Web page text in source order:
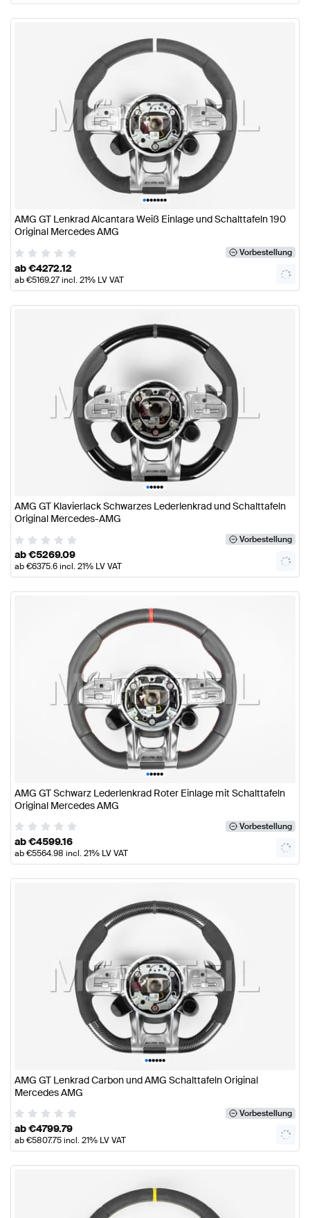
•••••••
AMG GT Lenkrad Alcantara Weiß Einlage und Schalttafeln 190
Original Mercedes AMG
Vorbestellung
ab€4272.12
ab€5169.27incl. 21% LV VAT
•••••
AMG GT Klavierlack Schwarzes Lederlenkrad und Schalttafeln
Original Mercedes-AMG
Vorbestellung
ab€5269.09
ab€6375.6incl. 21% LV VAT
•••••
AMG GT Schwarz Lederlenkrad Roter Einlage mit Schalttafeln
Original Mercedes AMG
Vorbestellung
ab€4599.16
ab€5564.98 incl. 21% LV VAT
••••••
AMG GT Lenkrad Carbon und AMG Schalttafeln Original
Mercedes AMG
Vorbestellung
ab€4799.79
ab€5807.75incl. 21% LV VAT